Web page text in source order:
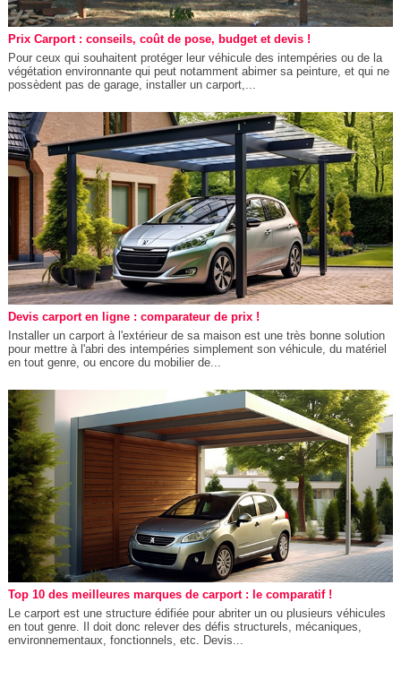
Prix Carport : conseils, coût de pose, budget et devis !
Pour ceux qui souhaitent protéger leur véhicule des intempéries ou de la
végétation environnante qui peut notamment abimer sa peinture, et qui ne
possèdent pas de garage, installer un carport,...
Devis carport en ligne : comparateur de prix !
Installer un carport à l'extérieur de sa maison est une très bonne solution
pour mettre à l'abri des intempéries simplement son véhicule, du matériel
en tout genre, ou encore du mobilier de...
Top 10 des meilleures marques de carport : le comparatif !
Le carport est une structure édifiée pour abriter un ou plusieurs véhicules
en tout genre. Il doit donc relever des défis structurels, mécaniques,
environnementaux, fonctionnels, etc. Devis...